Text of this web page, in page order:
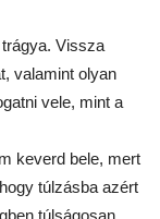
. Vissza
valamint olyan
vele, mint a
keverd bele, mert
túlzásba azért
túlságosan